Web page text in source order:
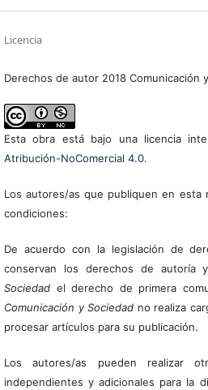
Licencia
Derechos de autor 2018 Comunicación
Esta obra está bajo una licencia
Atribución-NoComercial 4.0.
Los autores/as que publiquen en esta
condiciones:
De acuerdo con la legislación de
conservan los derechos de autoría
Sociedadel derecho de primera
Comunicación y Sociedad no realiza
procesar artículos para su publicación.
Los autores/as pueden realizar
independientes y adicionales para la